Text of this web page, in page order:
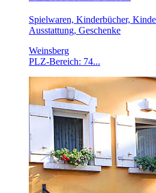
Spielwaren, Kinderbücher,
Ausstattung, Geschenke
Weinsberg
PLZ-Bereich: 74...